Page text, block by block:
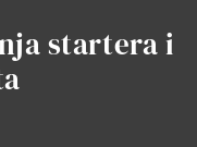
startera i